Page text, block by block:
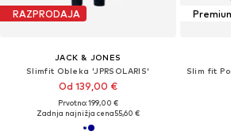
RAZPRODAJA
JACK & JONES
Slimfit Obleka 'JPRSOLARIS'
Od 139,00 €
Prvotno: 199,00 €
Zadnja najnižja cena55,60 €